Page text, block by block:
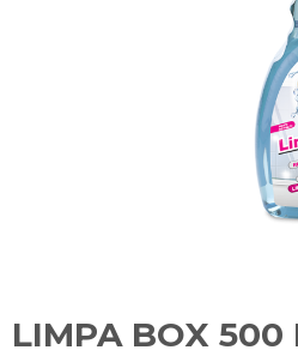
LIMPA BOX 500